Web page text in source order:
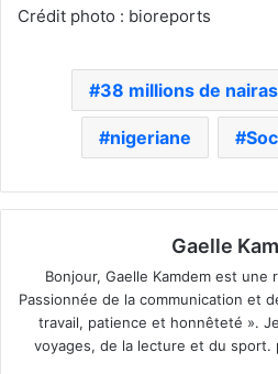
Crédit photo : bioreports
38 millions de nairas
nigeriane
Gaelle
Bonjour, Gaelle Kamdem est une
Passionnée de la communication et
travail, patience et honnêteté ».
voyages, de la lecture et du sport.